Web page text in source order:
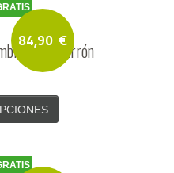
84,90 €
Piel Marrón